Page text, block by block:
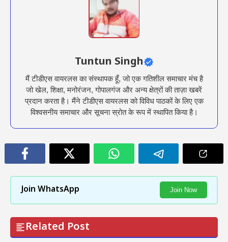
Tuntun Singh
मैं टीडीएस वायरलस का संस्थापक हूँ, जो एक गतिशील समाचार मंच है
जो खेल, शिक्षा, मनोरंजन, गोपालगंज और अन्य क्षेत्रों की ताज़ा खबरें
प्रदान करता है। मैंने टीडीएस वायरलस को विविध पाठकों के लिए एक
विश्वसनीय समाचार और सूचना स्रोत के रूप में स्थापित किया है।
Join WhatsApp Join Now
Related Post